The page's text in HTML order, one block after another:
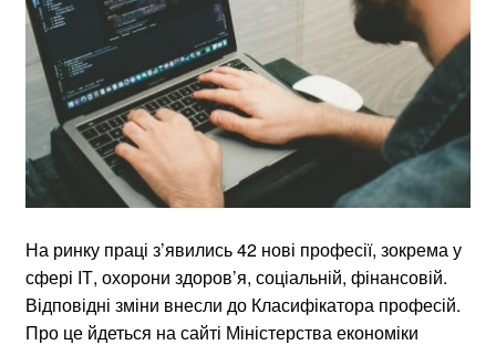
На ринку праці з’явились 42 нові професії, зокрема у
сфері ІТ, охорони здоров’я, соціальній, фінансовій.
Відповідні зміни внесли до Класифікатора професій.
Про це йдеться на сайті Міністерства економіки